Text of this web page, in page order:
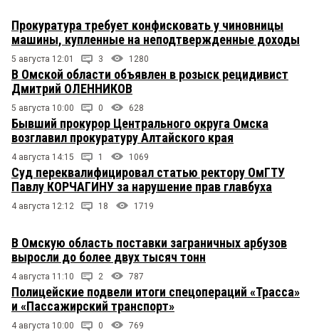
Прокуратура требует конфисковать у чиновницы
машины, купленные на неподтвержденные доходы
5 августа 12:01 3 1280
В Омской области объявлен в розыск рецидивист
Дмитрий ОЛЕННИКОВ
5 августа 10:00 0 628
Бывший прокурор Центрального округа Омска
возглавил прокуратуру Алтайского края
4 августа 14:15 1 1069
Суд переквалифицировал статью ректору ОмГТУ
Павлу КОРЧАГИНУ за нарушение прав главбуха
4 августа 12:12 18 1719
В Омскую область поставки заграничных арбузов
выросли до более двух тысяч тонн
4 августа 11:10 2 787
Полицейские подвели итоги спецопераций «Трасса»
и «Пассажирский транспорт»
4 августа 10:00 0 769